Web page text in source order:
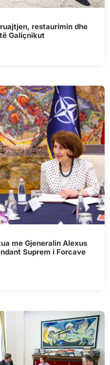
restaurimin dhe
Galiçnikut
me Gjeneralin Alexus
Suprem i Forcave